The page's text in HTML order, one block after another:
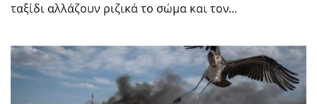
ταξίδι αλλάζουν ριζικά το σώμα και τον...